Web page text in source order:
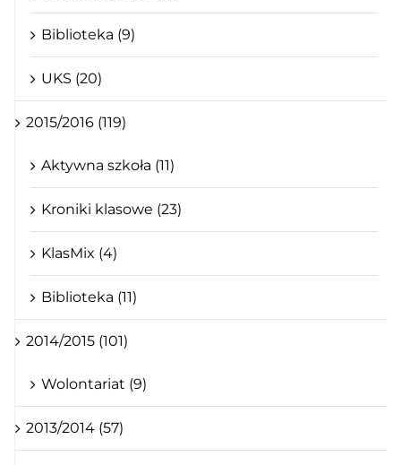
Biblioteka (9)
UKS (20)
2015/2016 (119)
Aktywna szkoła (11)
Kroniki klasowe (23)
KlasMix (4)
Biblioteka (11)
2014/2015 (101)
Wolontariat (9)
2013/2014 (57)